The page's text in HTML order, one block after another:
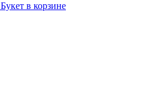
Букет в корзине